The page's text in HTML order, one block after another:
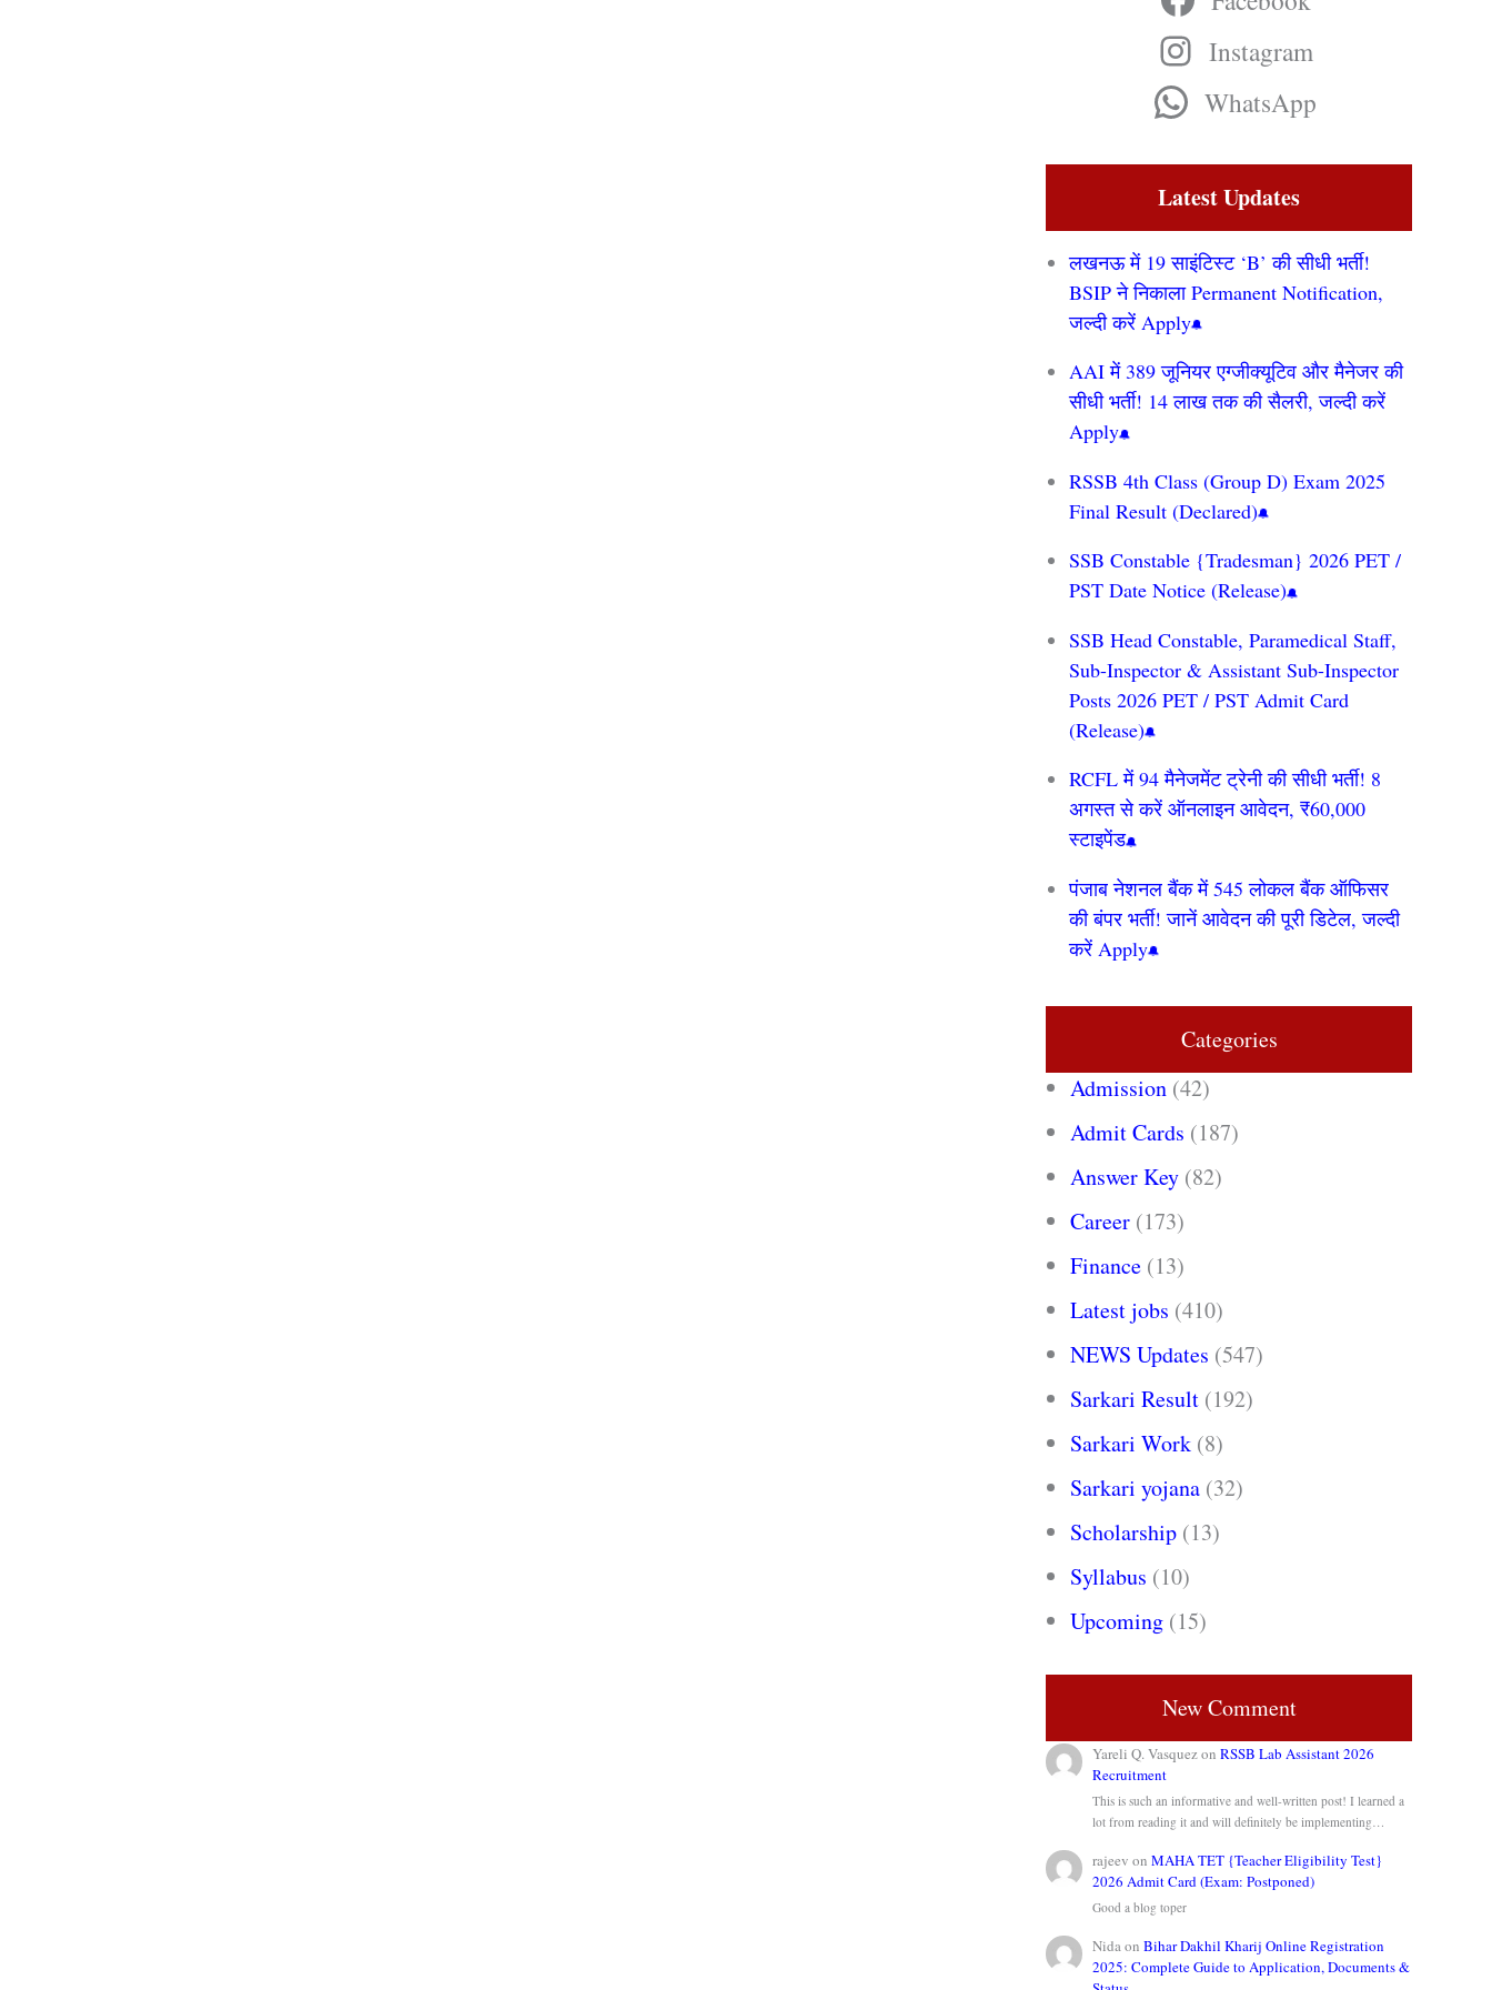
Instagram
WhatsApp
Latest Updates
लखनऊ में 19 साइंटिस्ट ‘B’ की सीधी भर्ती!
BSIP ने निकाला Permanent Notification,
जल्दी करें Apply
AAI में 389 जूनियर एग्जीक्यूटिव और मैनेजर की
सीधी भर्ती! 14 लाख तक की सैलरी, जल्दी करें
Apply
RSSB 4th Class (Group D) Exam 2025
Final Result (Declared)
SSB Constable {Tradesman} 2026 PET /
PST Date Notice (Release)
SSB Head Constable, Paramedical Staff,
Sub-Inspector & Assistant Sub-Inspector
Posts 2026 PET / PST Admit Card
(Release)
RCFL में 94 मैनेजमेंट ट्रेनी की सीधी भर्ती! 8
अगस्त से करें ऑनलाइन आवेदन, ₹60,000
स्टाइपेंड
पंजाब नेशनल बैंक में 545 लोकल बैंक ऑफिसर
की बंपर भर्ती! जानें आवेदन की पूरी डिटेल, जल्दी
करें Apply
Categories
Admission (42)
Admit Cards (187)
Answer Key (82)
Career (173)
Finance (13)
Latest jobs (410)
NEWS Updates (547)
Sarkari Result (192)
Sarkari Work (8)
Sarkari yojana (32)
Scholarship (13)
Syllabus (10)
Upcoming (15)
New Comment
Yareli Q. VasquezonRSSB Lab Assistant 2026
Recruitment
This is such an informative and well-written post! I learned a
lot from reading it and will definitely be implementing…
rajeev onMAHA TET {Teacher Eligibility Test}
2026 Admit Card (Exam: Postponed)
Good a blog toper
NidaonBihar Dakhil Kharij Online Registration
2025: Complete Guide to Application, Documents &